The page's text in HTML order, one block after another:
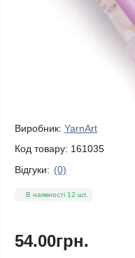
Виробник: YarnArt
Код товару: 161035
Відгуки: (0)
В наявності 12 шт.
54.00грн.